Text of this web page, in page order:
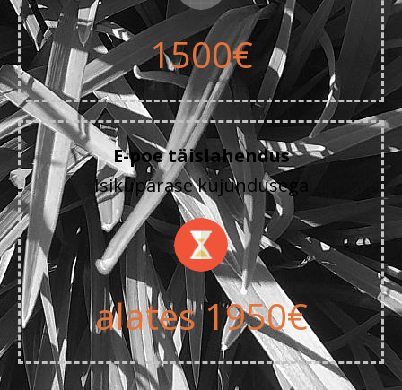
1500€
E-poe täislahendus
Isikupärase kujundusega
alates 1950€